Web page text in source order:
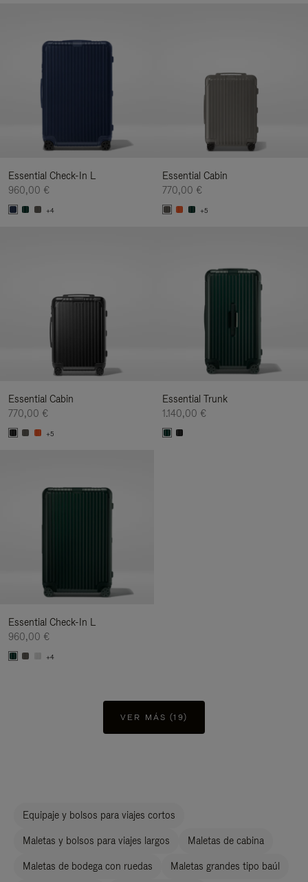
Essential Check-In L
960,00 €
+4
Essential Cabin
770,00 €
+5
Essential Cabin
770,00 €
+5
Essential Trunk
1.140,00 €
Essential Check-In L
960,00 €
+4
VER MÁS (19)
Equipaje y bolsos para viajes cortos
Maletas y bolsos para viajes largos Maletas de cabina
Maletas de bodega con ruedas Maletas grandes tipo baúl